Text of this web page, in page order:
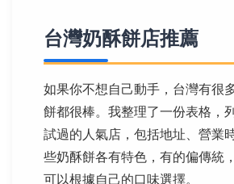
台灣奶酥餅店推薦
如果你不想自己動手，台灣有很
餅都很棒。我整理了一份表格，
試過的人氣店，包括地址、營業
些奶酥餅各有特色，有的偏傳統
可以根據自己的口味選擇。